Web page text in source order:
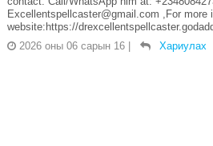
Excellentspellcaster@gmail.com ,For more
website:https://
2026 оны 06 сарын 16
Хариулах